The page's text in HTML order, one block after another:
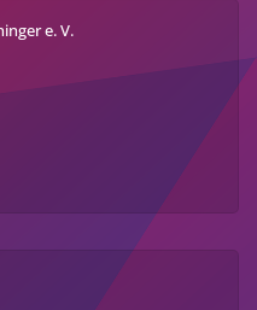
e. V.